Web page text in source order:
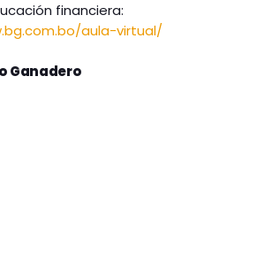
financiera:
aula-virtual/
Ganadero